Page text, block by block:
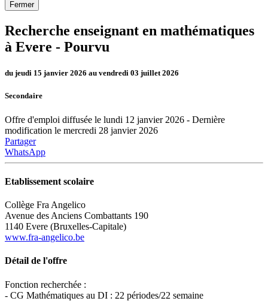
Fermer
Recherche enseignant en mathématiques
à Evere - Pourvu
du jeudi 15 janvier 2026 au vendredi 03 juillet 2026
Secondaire
Offre d'emploi diffusée le lundi 12 janvier 2026 - Dernière
modification le mercredi 28 janvier 2026
Partager
WhatsApp
Etablissement scolaire
Collège Fra Angelico
Avenue des Anciens Combattants 190
1140 Evere (Bruxelles-Capitale)
www.fra-angelico.be
Détail de l'offre
Fonction recherchée :
- CG Mathématiques au DI : 22 périodes/22 semaine